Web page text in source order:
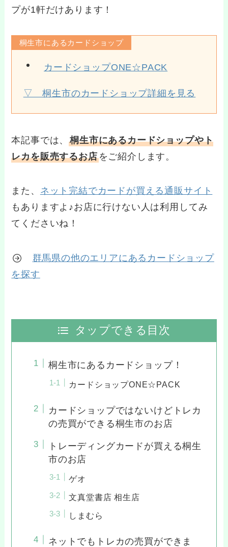
プが1軒だけあります！
桐生市にあるカードショップ
カードショップONE☆PACK
▽ 桐生市のカードショップ詳細を見る
本記事では、桐生市にあるカードショップやト
レカを販売するお店をご紹介します。
また、 ネット完結でカードが買える通販サイト
もありますよ♪お店に行けない人は利用してみ
てくださいね！
群馬県の他のエリアにあるカードショップ
を探す
タップできる目次
桐生市にあるカードショップ！
カードショップONE☆PACK
カードショップではないけどトレカ
の売買ができる桐生市のお店
トレーディングカードが買える桐生
市のお店
ゲオ
文真堂書店 相生店
しまむら
ネットでもトレカの売買ができま